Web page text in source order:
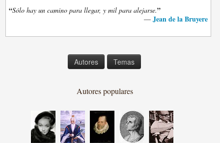
“Sólo hay un camino para llegar, y mil para alejarse.”
— Jean de la Bruyere
Autores Temas
Autores populares